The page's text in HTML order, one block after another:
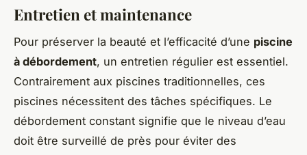
Entretien et maintenance
Pour préserver la beauté et l’efficacité d’une piscine
à débordement, un entretien régulier est essentiel.
Contrairement aux piscines traditionnelles, ces
piscines nécessitent des tâches spécifiques. Le
débordement constant signifie que le niveau d’eau
doit être surveillé de près pour éviter des